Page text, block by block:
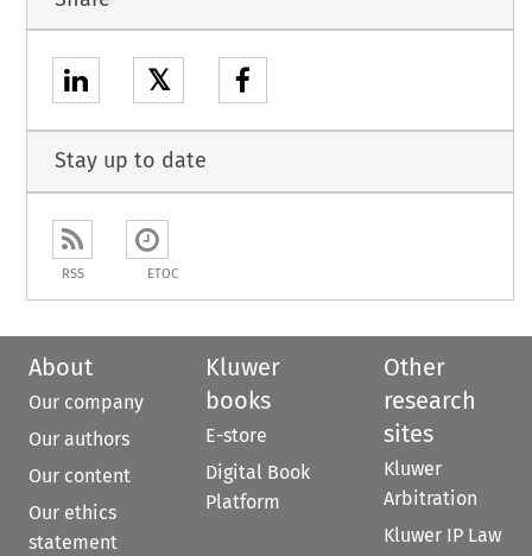
𝕏
Stay up to date
RSS ETOC
About
Our company
Our authors
Our content
Our ethics
statement
Kluwer
books
E-store
Digital Book
Platform
Other
research
sites
Kluwer
Arbitration
Kluwer IP Law